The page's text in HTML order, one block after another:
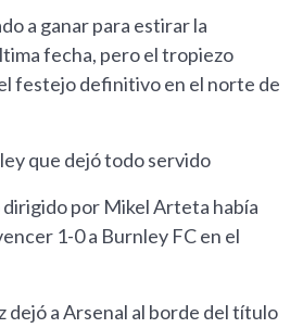
a ganar para estirar la
fecha, pero el tropiezo
festejo definitivo en el norte de
que dejó todo servido
dirigido por Mikel Arteta había
1-0 a Burnley FC en el
dejó a Arsenal al borde del título